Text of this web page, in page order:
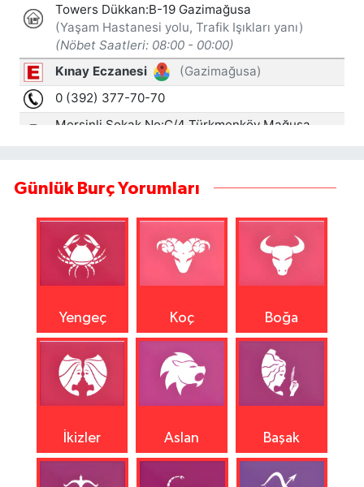
Günlük Burç Yorumları
Yengeç Koç Boğa
İkizler Aslan Başak